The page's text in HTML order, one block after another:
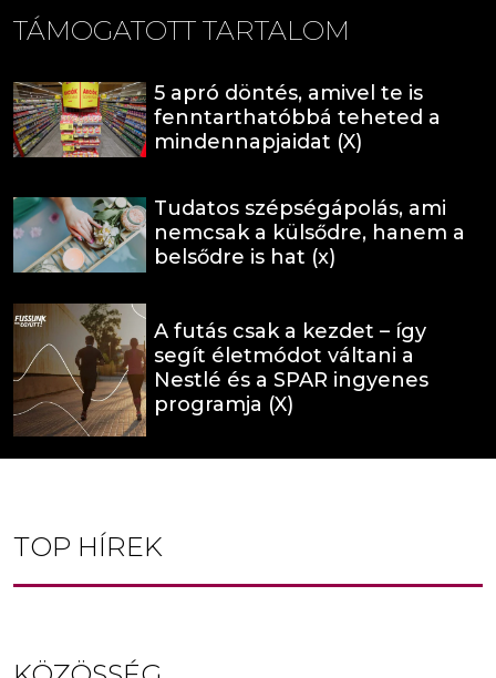
TÁMOGATOTT TARTALOM
5 apró döntés, amivel te is
fenntarthatóbbá teheted a
mindennapjaidat (X)
Tudatos szépségápolás, ami
nemcsak a külsődre, hanem a
belsődre is hat (x)
A futás csak a kezdet – így
segít életmódot váltani a
Nestlé és a SPAR ingyenes
programja (X)
TOP HÍREK